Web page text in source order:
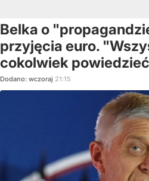
Belka o
przyjęcia euro.
cokolwiek
Dodano: wczoraj 21:15